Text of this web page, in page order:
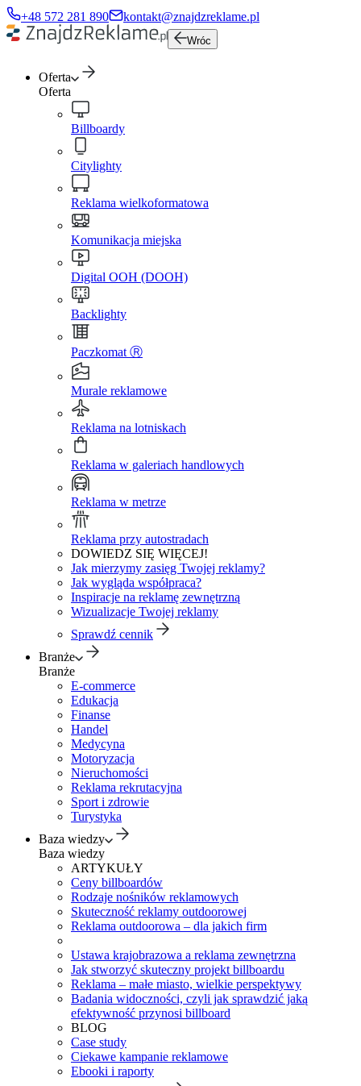
+48 572 281 890 kontakt@znajdzreklame.pl
Wróc
Oferta
Oferta
Billboardy
Citylighty
Reklama wielkoformatowa
Komunikacja miejska
Digital OOH (DOOH)
Backlighty
Paczkomat Ⓡ
Murale reklamowe
Reklama na lotniskach
Reklama w galeriach handlowych
Reklama w metrze
Reklama przy autostradach
DOWIEDZ SIĘ WIĘCEJ!
Jak mierzymy zasięg Twojej reklamy?
Jak wygląda współpraca?
Inspiracje na reklamę zewnętrzną
Wizualizacje Twojej reklamy
Sprawdź cennik
Branże
Branże
E-commerce
Edukacja
Finanse
Handel
Medycyna
Motoryzacja
Nieruchomości
Reklama rekrutacyjna
Sport i zdrowie
Turystyka
Baza wiedzy
Baza wiedzy
ARTYKUŁY
Ceny billboardów
Rodzaje nośników reklamowych
Skuteczność reklamy outdoorowej
Reklama outdoorowa – dla jakich firm
Ustawa krajobrazowa a reklama zewnętrzna
Jak stworzyć skuteczny projekt billboardu
Reklama – małe miasto, wielkie perspektywy
Badania widoczności, czyli jak sprawdzić jaką
efektywność przynosi billboard
BLOG
Case study
Ciekawe kampanie reklamowe
Ebooki i raporty